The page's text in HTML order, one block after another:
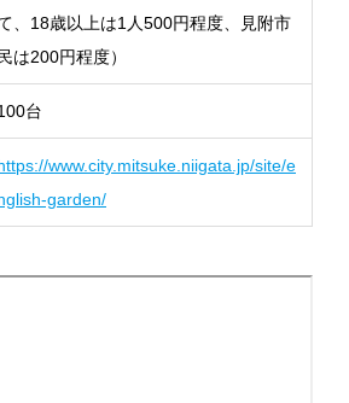
、18歳以上は1人500円程度、見附市
民は200円程度）
台
www.city.mitsuke.niigata.jp/site/e
garden/